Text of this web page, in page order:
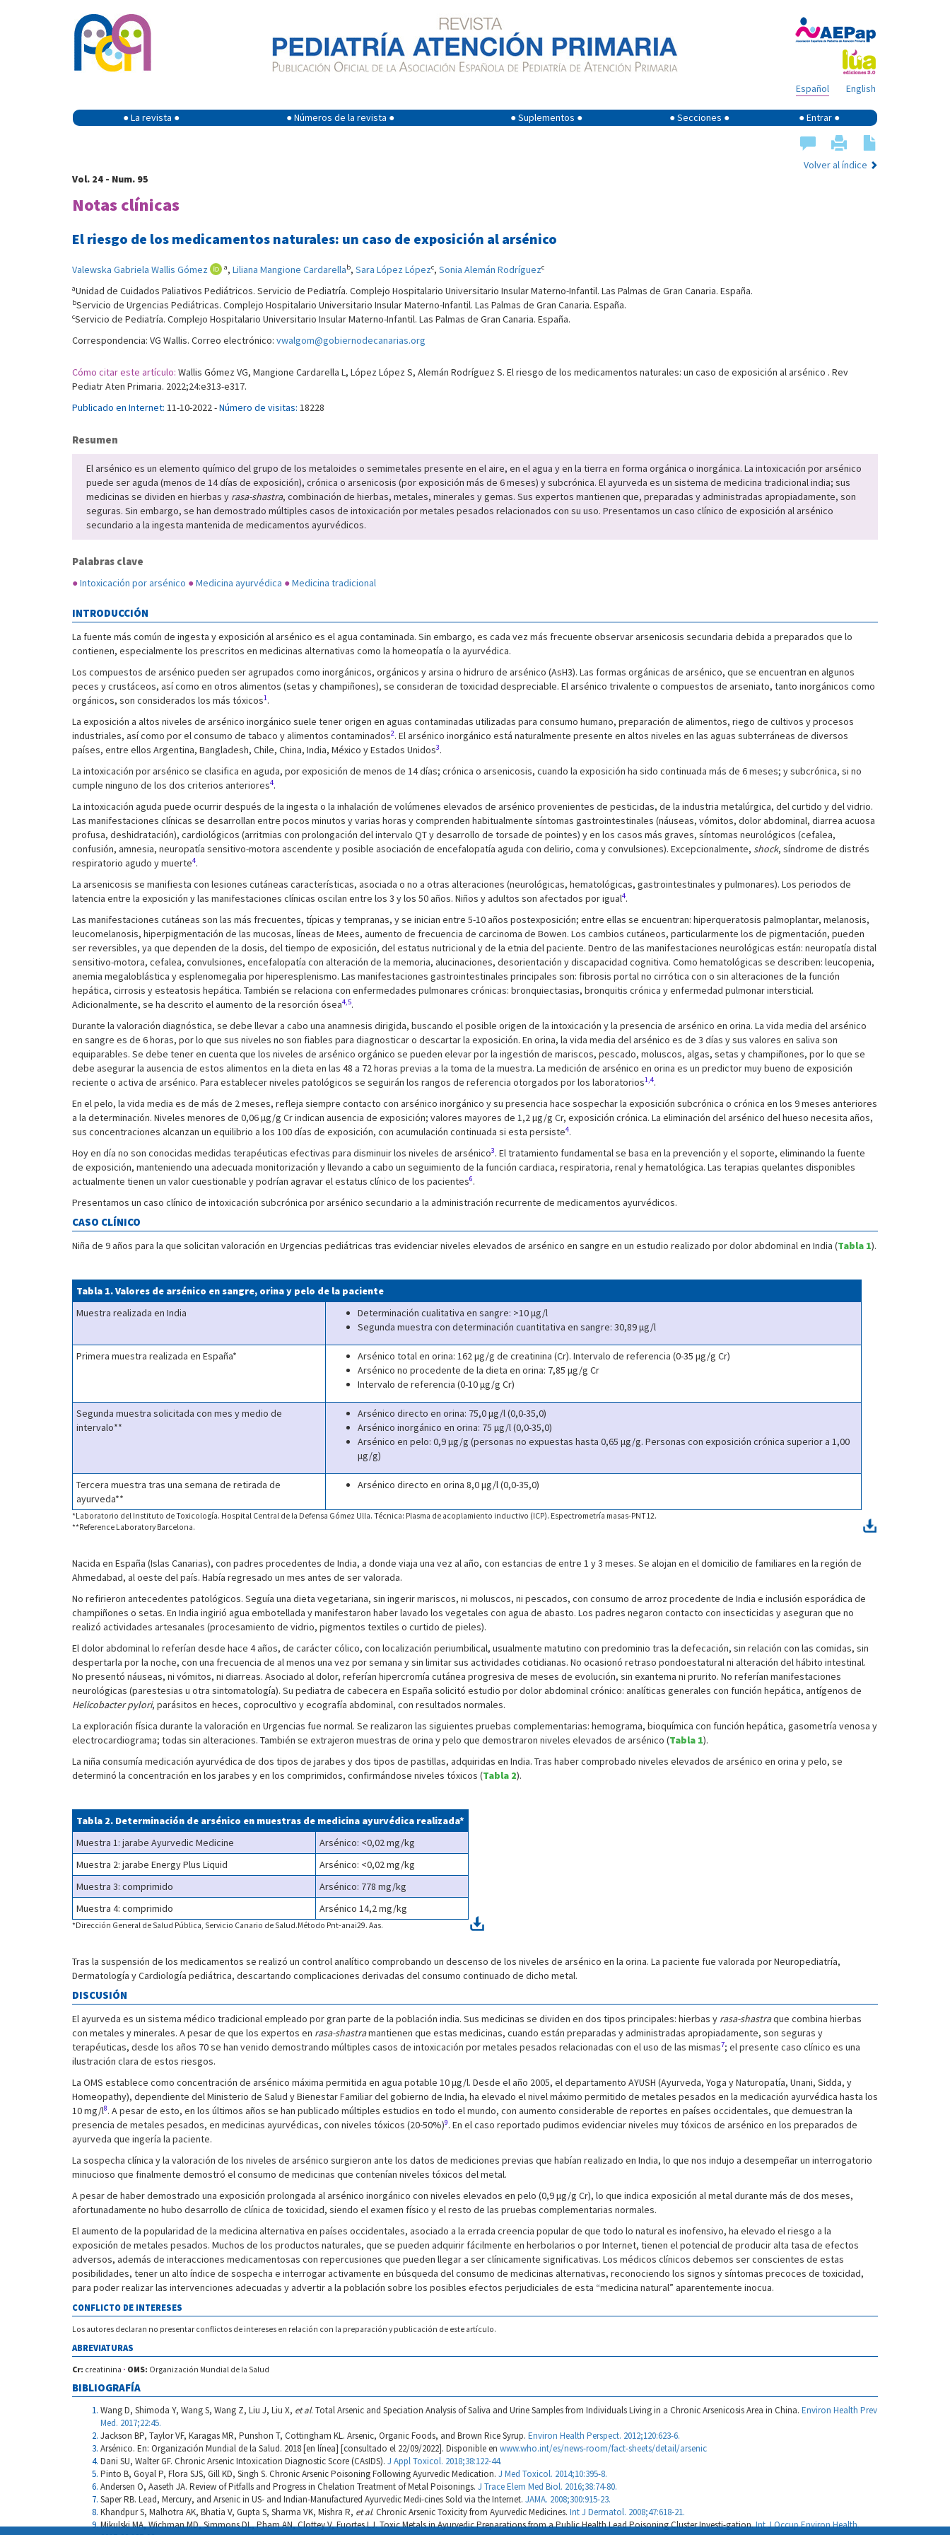
English
Español
● La revista ● ● Números de la revista ● ● Suplementos ● ● Secciones ● ● Entrar ●
Volver al índice
Vol. 24 - Num. 95
Notas clínicas
El riesgo de los medicamentos naturales: un caso de exposición al arsénico
Valewska Gabriela Wallis Gómez a, Liliana Mangione Cardarellab, Sara López Lópezc, Sonia Alemán Rodríguezc
aUnidad de Cuidados Paliativos Pediátricos. Servicio de Pediatría. Complejo Hospitalario Universitario Insular Materno-Infantil. Las Palmas de Gran Canaria. España.
bServicio de Urgencias Pediátricas. Complejo Hospitalario Universitario Insular Materno-Infantil. Las Palmas de Gran Canaria. España.
cServicio de Pediatría. Complejo Hospitalario Universitario Insular Materno-Infantil. Las Palmas de Gran Canaria. España.
Correspondencia: VG Wallis. Correo electrónico: vwalgom@gobiernodecanarias.org
Cómo citar este artículo: Wallis Gómez VG, Mangione Cardarella L, López López S, Alemán Rodríguez S. El riesgo de los medicamentos naturales: un caso de exposición al arsénico . Rev
Pediatr Aten Primaria. 2022;24:e313-e317.
Publicado en Internet: 11-10-2022 -Número de visitas: 18228
Resumen
El arsénico es un elemento químico del grupo de los metaloides o semimetales presente en el aire, en el agua y en la tierra en forma orgánica o inorgánica. La intoxicación por arsénico
puede ser aguda (menos de 14 días de exposición), crónica o arsenicosis (por exposición más de 6 meses) y subcrónica. El ayurveda es un sistema de medicina tradicional india; sus
medicinas se dividen en hierbas y rasa-shastra, combinación de hierbas, metales, minerales y gemas. Sus expertos mantienen que, preparadas y administradas apropiadamente, son
seguras. Sin embargo, se han demostrado múltiples casos de intoxicación por metales pesados relacionados con su uso. Presentamos un caso clínico de exposición al arsénico
secundario a la ingesta mantenida de medicamentos ayurvédicos.
Palabras clave
●Intoxicación por arsénico ●Medicina ayurvédica ●Medicina tradicional
INTRODUCCIÓN
La fuente más común de ingesta y exposición al arsénico es el agua contaminada. Sin embargo, es cada vez más frecuente observar arsenicosis secundaria debida a preparados que lo
contienen, especialmente los prescritos en medicinas alternativas como la homeopatía o la ayurvédica.
Los compuestos de arsénico pueden ser agrupados como inorgánicos, orgánicos y arsina o hidruro de arsénico (AsH3). Las formas orgánicas de arsénico, que se encuentran en algunos
peces y crustáceos, así como en otros alimentos (setas y champiñones), se consideran de toxicidad despreciable. El arsénico trivalente o compuestos de arseniato, tanto inorgánicos como
orgánicos, son considerados los más tóxicos1.
La exposición a altos niveles de arsénico inorgánico suele tener origen en aguas contaminadas utilizadas para consumo humano, preparación de alimentos, riego de cultivos y procesos
industriales, así como por el consumo de tabaco y alimentos contaminados2. El arsénico inorgánico está naturalmente presente en altos niveles en las aguas subterráneas de diversos
países, entre ellos Argentina, Bangladesh, Chile, China, India, México y Estados Unidos3.
La intoxicación por arsénico se clasifica en aguda, por exposición de menos de 14 días; crónica o arsenicosis, cuando la exposición ha sido continuada más de 6 meses; y subcrónica, si no
cumple ninguno de los dos criterios anteriores4.
La intoxicación aguda puede ocurrir después de la ingesta o la inhalación de volúmenes elevados de arsénico provenientes de pesticidas, de la industria metalúrgica, del curtido y del vidrio.
Las manifestaciones clínicas se desarrollan entre pocos minutos y varias horas y comprenden habitualmente síntomas gastrointestinales (náuseas, vómitos, dolor abdominal, diarrea acuosa
profusa, deshidratación), cardiológicos (arritmias con prolongación del intervalo QT y desarrollo de torsade de pointes) y en los casos más graves, síntomas neurológicos (cefalea,
confusión, amnesia, neuropatía sensitivo-motora ascendente y posible asociación de encefalopatía aguda con delirio, coma y convulsiones). Excepcionalmente, shock, síndrome de distrés
respiratorio agudo y muerte4.
La arsenicosis se manifiesta con lesiones cutáneas características, asociada o no a otras alteraciones (neurológicas, hematológicas, gastrointestinales y pulmonares). Los periodos de
latencia entre la exposición y las manifestaciones clínicas oscilan entre los 3 y los 50 años. Niños y adultos son afectados por igual4.
Las manifestaciones cutáneas son las más frecuentes, típicas y tempranas, y se inician entre 5-10 años postexposición; entre ellas se encuentran: hiperqueratosis palmoplantar, melanosis,
leucomelanosis, hiperpigmentación de las mucosas, líneas de Mees, aumento de frecuencia de carcinoma de Bowen. Los cambios cutáneos, particularmente los de pigmentación, pueden
ser reversibles, ya que dependen de la dosis, del tiempo de exposición, del estatus nutricional y de la etnia del paciente. Dentro de las manifestaciones neurológicas están: neuropatía distal
sensitivo-motora, cefalea, convulsiones, encefalopatía con alteración de la memoria, alucinaciones, desorientación y discapacidad cognitiva. Como hematológicas se describen: leucopenia,
anemia megaloblástica y esplenomegalia por hiperesplenismo. Las manifestaciones gastrointestinales principales son: fibrosis portal no cirrótica con o sin alteraciones de la función
hepática, cirrosis y esteatosis hepática. También se relaciona con enfermedades pulmonares crónicas: bronquiectasias, bronquitis crónica y enfermedad pulmonar intersticial.
Adicionalmente, se ha descrito el aumento de la resorción ósea4,5.
Durante la valoración diagnóstica, se debe llevar a cabo una anamnesis dirigida, buscando el posible origen de la intoxicación y la presencia de arsénico en orina. La vida media del arsénico
en sangre es de 6 horas, por lo que sus niveles no son fiables para diagnosticar o descartar la exposición. En orina, la vida media del arsénico es de 3 días y sus valores en saliva son
equiparables. Se debe tener en cuenta que los niveles de arsénico orgánico se pueden elevar por la ingestión de mariscos, pescado, moluscos, algas, setas y champiñones, por lo que se
debe asegurar la ausencia de estos alimentos en la dieta en las 48 a 72 horas previas a la toma de la muestra. La medición de arsénico en orina es un predictor muy bueno de exposición
reciente o activa de arsénico. Para establecer niveles patológicos se seguirán los rangos de referencia otorgados por los laboratorios1,4.
En el pelo, la vida media es de más de 2 meses, refleja siempre contacto con arsénico inorgánico y su presencia hace sospechar la exposición subcrónica o crónica en los 9 meses anteriores
a la determinación. Niveles menores de 0,06 µg/g Cr indican ausencia de exposición; valores mayores de 1,2 µg/g Cr, exposición crónica. La eliminación del arsénico del hueso necesita años,
sus concentraciones alcanzan un equilibrio a los 100 días de exposición, con acumulación continuada si esta persiste4.
Hoy en día no son conocidas medidas terapéuticas efectivas para disminuir los niveles de arsénico3. El tratamiento fundamental se basa en la prevención y el soporte, eliminando la fuente
de exposición, manteniendo una adecuada monitorización y llevando a cabo un seguimiento de la función cardiaca, respiratoria, renal y hematológica. Las terapias quelantes disponibles
actualmente tienen un valor cuestionable y podrían agravar el estatus clínico de los pacientes6.
Presentamos un caso clínico de intoxicación subcrónica por arsénico secundario a la administración recurrente de medicamentos ayurvédicos.
CASO CLÍNICO
Niña de 9 años para la que solicitan valoración en Urgencias pediátricas tras evidenciar niveles elevados de arsénico en sangre en un estudio realizado por dolor abdominal en India (Tabla 1).
Tabla 1. Valores de arsénico en sangre, orina y pelo de la paciente
Muestra realizada en India
Determinación cualitativa en sangre: >10 μg/l
Segunda muestra con determinación cuantitativa en sangre: 30,89 μg/l
Primera muestra realizada en España*
Arsénico total en orina: 162 μg/g de creatinina (Cr). Intervalo de referencia (0-35 μg/g Cr)
Arsénico no procedente de la dieta en orina: 7,85 μg/g Cr
Intervalo de referencia (0-10 μg/g Cr)
Segunda muestra solicitada con mes y medio de
intervalo**
Arsénico directo en orina: 75,0 μg/l (0,0-35,0)
Arsénico inorgánico en orina: 75 μg/l (0,0-35,0)
Arsénico en pelo: 0,9 μg/g (personas no expuestas hasta 0,65 μg/g. Personas con exposición crónica superior a 1,00
μg/g)
Tercera muestra tras una semana de retirada de
ayurveda**
Arsénico directo en orina 8,0 μg/l (0,0-35,0)
*Laboratorio del Instituto de Toxicología. Hospital Central de la Defensa Gómez Ulla. Técnica: Plasma de acoplamiento inductivo (ICP). Espectrometría masas-PNT12.
**Reference Laboratory Barcelona.
Nacida en España (Islas Canarias), con padres procedentes de India, a donde viaja una vez al año, con estancias de entre 1 y 3 meses. Se alojan en el domicilio de familiares en la región de
Ahmedabad, al oeste del país. Había regresado un mes antes de ser valorada.
No refirieron antecedentes patológicos. Seguía una dieta vegetariana, sin ingerir mariscos, ni moluscos, ni pescados, con consumo de arroz procedente de India e inclusión esporádica de
champiñones o setas. En India ingirió agua embotellada y manifestaron haber lavado los vegetales con agua de abasto. Los padres negaron contacto con insecticidas y aseguran que no
realizó actividades artesanales (procesamiento de vidrio, pigmentos textiles o curtido de pieles).
El dolor abdominal lo referían desde hace 4 años, de carácter cólico, con localización periumbilical, usualmente matutino con predominio tras la defecación, sin relación con las comidas, sin
despertarla por la noche, con una frecuencia de al menos una vez por semana y sin limitar sus actividades cotidianas. No ocasionó retraso pondoestatural ni alteración del hábito intestinal.
No presentó náuseas, ni vómitos, ni diarreas. Asociado al dolor, referían hipercromía cutánea progresiva de meses de evolución, sin exantema ni prurito. No referían manifestaciones
neurológicas (parestesias u otra sintomatología). Su pediatra de cabecera en España solicitó estudio por dolor abdominal crónico: analíticas generales con función hepática, antígenos de
Helicobacter pylori, parásitos en heces, coprocultivo y ecografía abdominal, con resultados normales.
La exploración física durante la valoración en Urgencias fue normal. Se realizaron las siguientes pruebas complementarias: hemograma, bioquímica con función hepática, gasometría venosa y
electrocardiograma; todas sin alteraciones. También se extrajeron muestras de orina y pelo que demostraron niveles elevados de arsénico (Tabla 1).
La niña consumía medicación ayurvédica de dos tipos de jarabes y dos tipos de pastillas, adquiridas en India. Tras haber comprobado niveles elevados de arsénico en orina y pelo, se
determinó la concentración en los jarabes y en los comprimidos, confirmándose niveles tóxicos (Tabla 2).
Tabla 2. Determinación de arsénico en muestras de medicina ayurvédica realizada*
Muestra 1: jarabe Ayurvedic Medicine
Arsénico: <0,02 mg/kg
Muestra 2: jarabe Energy Plus Liquid
Arsénico: <0,02 mg/kg
Muestra 3: comprimido
Arsénico: 778 mg/kg
Muestra 4: comprimido
Arsénico 14,2 mg/kg
*Dirección General de Salud Pública, Servicio Canario de Salud.Método Pnt-anai29. Aas.
Tras la suspensión de los medicamentos se realizó un control analítico comprobando un descenso de los niveles de arsénico en la orina. La paciente fue valorada por Neuropediatría,
Dermatología y Cardiología pediátrica, descartando complicaciones derivadas del consumo continuado de dicho metal.
DISCUSIÓN
El ayurveda es un sistema médico tradicional empleado por gran parte de la población india. Sus medicinas se dividen en dos tipos principales: hierbas y rasa-shastraque combina hierbas
con metales y minerales. A pesar de que los expertos en rasa-shastramantienen que estas medicinas, cuando están preparadas y administradas apropiadamente, son seguras y
terapéuticas, desde los años 70 se han venido demostrando múltiples casos de intoxicación por metales pesados relacionadas con el uso de las mismas7; el presente caso clínico es una
ilustración clara de estos riesgos.
La OMS establece como concentración de arsénico máxima permitida en agua potable 10 μg/l. Desde el año 2005, el departamento AYUSH (Ayurveda, Yoga y Naturopatía, Unani, Sidda, y
Homeopathy), dependiente del Ministerio de Salud y Bienestar Familiar del gobierno de India, ha elevado el nivel máximo permitido de metales pesados en la medicación ayurvédica hasta los
10 mg/l8. A pesar de esto, en los últimos años se han publicado múltiples estudios en todo el mundo, con aumento considerable de reportes en países occidentales, que demuestran la
presencia de metales pesados, en medicinas ayurvédicas, con niveles tóxicos (20-50%)9. En el caso reportado pudimos evidenciar niveles muy tóxicos de arsénico en los preparados de
ayurveda que ingería la paciente.
La sospecha clínica y la valoración de los niveles de arsénico surgieron ante los datos de mediciones previas que habían realizado en India, lo que nos indujo a desempeñar un interrogatorio
minucioso que finalmente demostró el consumo de medicinas que contenían niveles tóxicos del metal.
A pesar de haber demostrado una exposición prolongada al arsénico inorgánico con niveles elevados en pelo (0,9 μg/g Cr), lo que indica exposición al metal durante más de dos meses,
afortunadamente no hubo desarrollo de clínica de toxicidad, siendo el examen físico y el resto de las pruebas complementarias normales.
El aumento de la popularidad de la medicina alternativa en países occidentales, asociado a la errada creencia popular de que todo lo natural es inofensivo, ha elevado el riesgo a la
exposición de metales pesados. Muchos de los productos naturales, que se pueden adquirir fácilmente en herbolarios o por Internet, tienen el potencial de producir alta tasa de efectos
adversos, además de interacciones medicamentosas con repercusiones que pueden llegar a ser clínicamente significativas. Los médicos clínicos debemos ser conscientes de estas
posibilidades, tener un alto índice de sospecha e interrogar activamente en búsqueda del consumo de medicinas alternativas, reconociendo los signos y síntomas precoces de toxicidad,
para poder realizar las intervenciones adecuadas y advertir a la población sobre los posibles efectos perjudiciales de esta “medicina natural” aparentemente inocua.
CONFLICTO DE INTERESES
Los autores declaran no presentar conflictos de intereses en relación con la preparación y publicación de este artículo.
ABREVIATURAS
Cr: creatinina · OMS: Organización Mundial de la Salud
BIBLIOGRAFÍA
Wang D, Shimoda Y, Wang S, Wang Z, Liu J, Liu X, et al. Total Arsenic and Speciation Analysis of Saliva and Urine Samples from Individuals Living in a Chronic Arsenicosis Area in China. Environ Health Prev
Med. 2017;22:45.
Jackson BP, Taylor VF, Karagas MR, Punshon T, Cottingham KL. Arsenic, Organic Foods, and Brown Rice Syrup. Environ Health Perspect. 2012;120:623-6.
Arsénico. En: Organización Mundial de la Salud. 2018 [en línea] [consultado el 22/09/2022]. Disponible en www.who.int/es/news-room/fact-sheets/detail/arsenic
Dani SU, Walter GF. Chronic Arsenic Intoxication Diagnostic Score (CAsIDS). J Appl Toxicol. 2018;38:122-44.
Pinto B, Goyal P, Flora SJS, Gill KD, Singh S. Chronic Arsenic Poisoning Following Ayurvedic Medication. J Med Toxicol. 2014;10:395-8.
Andersen O, Aaseth JA. Review of Pitfalls and Progress in Chelation Treatment of Metal Poisonings. J Trace Elem Med Biol. 2016;38:74-80.
Saper RB. Lead, Mercury, and Arsenic in US- and Indian-Manufactured Ayurvedic Medi-cines Sold via the Internet. JAMA. 2008;300:915-23.
Khandpur S, Malhotra AK, Bhatia V, Gupta S, Sharma VK, Mishra R, et al. Chronic Arsenic Toxicity from Ayurvedic Medicines. Int J Dermatol. 2008;47:618-21.
Mikulski MA, Wichman MD, Simmons DL, Pham AN, Clottey V, Fuortes LJ. Toxic Metals in Ayurvedic Preparations from a Public Health Lead Poisoning Cluster Investi-gation.Int J Occup Environ Health.